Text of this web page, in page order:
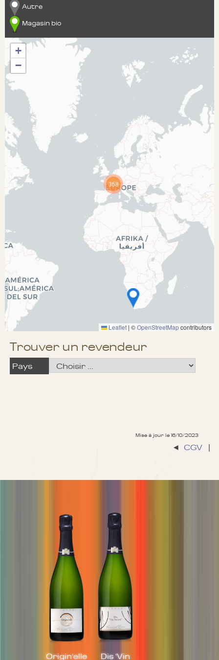
Autre
Magasin bio
358
+
−
Leaflet | ©OpenStreetMapcontributors
Trouver un revendeur
Pays
Mise à jour le 16/10/2023
◄ CGV |
Origin'elle Dis 'Vin